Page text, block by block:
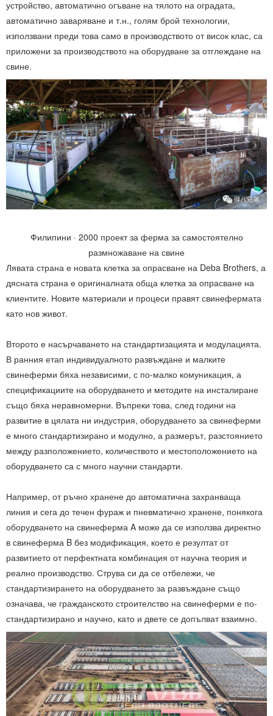
устройство, автоматично огъване на тялото на оградата,
автоматично заваряване и т.н., голям брой технологии,
използвани преди това само в производството от висок клас, са
приложени за производството на оборудване за отглеждане на
свине.
Филипини · 2000 проект за ферма за самостоятелно
размножаване на свине
Лявата страна е новата клетка за опрасване на Deba Brothers, а
дясната страна е оригиналната обща клетка за опрасване на
клиентите. Новите материали и процеси правят свинефермата
като нов живот.
Второто е насърчаването на стандартизацията и модулацията.
В ранния етап индивидуалното развъждане и малките
свинеферми бяха независими, с по-малко комуникация, а
спецификациите на оборудването и методите на инсталиране
също бяха неравномерни. Въпреки това, след години на
развитие в цялата ни индустрия, оборудването за свинеферми
е много стандартизирано и модулно, а размерът, разстоянието
между разположението, количеството и местоположението на
оборудването са с много научни стандарти.
Например, от ръчно хранене до автоматична захранваща
линия и сега до течен фураж и пневматично хранене, понякога
оборудването на свинеферма A може да се използва директно
в свинеферма B без модификация, което е резултат от
развитието от перфектната комбинация от научна теория и
реално производство. Струва си да се отбележи, че
стандартизирането на оборудването за развъждане също
означава, че гражданското строителство на свинеферми е по-
стандартизирано и научно, като и двете се допълват взаимно.